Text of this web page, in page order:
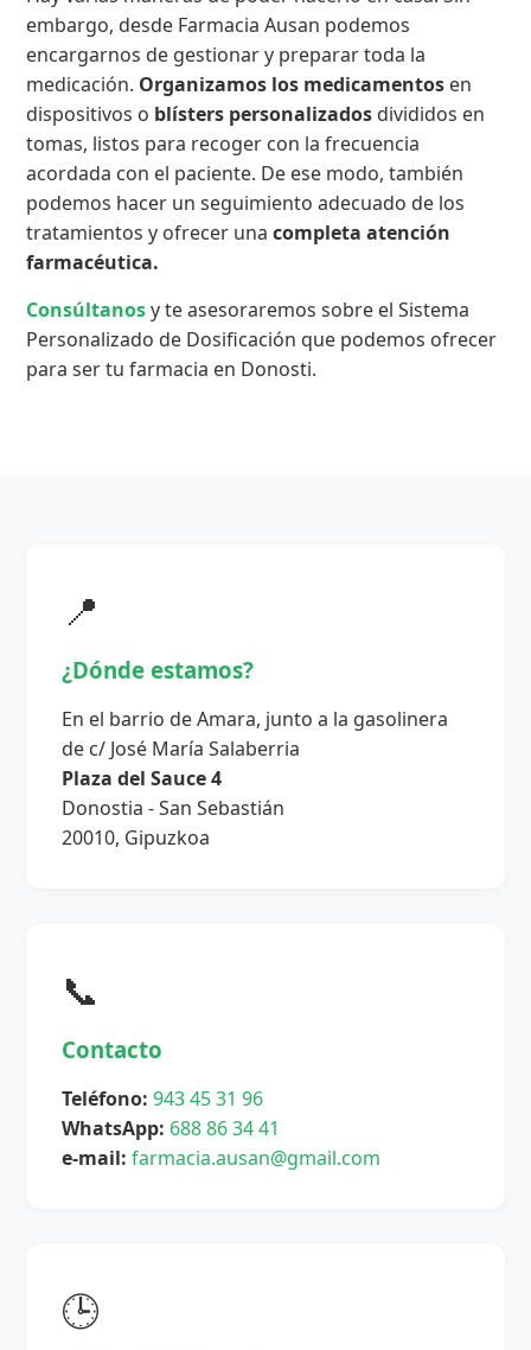
embargo, desde Farmacia Ausan podemos
encargarnos de gestionar y preparar toda la
medicación. Organizamos los medicamentos en
dispositivos o blísters personalizados divididos en
tomas, listos para recoger con la frecuencia
acordada con el paciente. De ese modo, también
podemos hacer un seguimiento adecuado de los
tratamientos y ofrecer unacompleta atención
farmacéutica.
Consúltanosy te asesoraremos sobre el Sistema
Personalizado de Dosificación que podemos ofrecer
para ser tu farmacia en Donosti.
📍
¿Dónde estamos?
En el barrio de Amara, junto a la gasolinera
de c/ José María Salaberria
Plaza del Sauce 4
Donostia - San Sebastián
20010, Gipuzkoa
📞
Contacto
Teléfono: 943 45 31 96
WhatsApp: 688 86 34 41
e-mail: farmacia.ausan@gmail.com
🕒